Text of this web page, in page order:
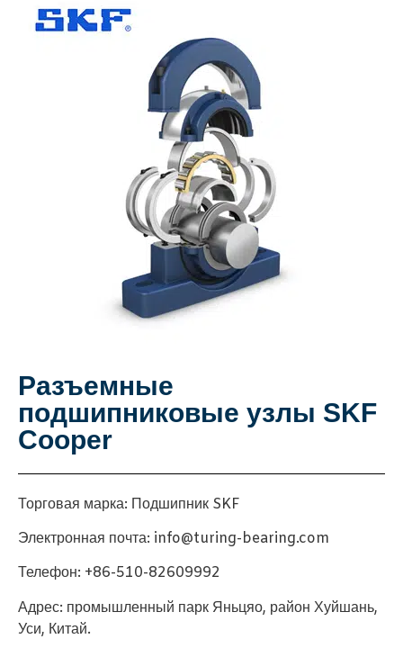
Разъемные
подшипниковые узлы SKF
Cooper
Торговая марка: Подшипник SKF
Электронная почта: info@turing-bearing.com
Телефон: +86-510-82609992
Адрес: промышленный парк Яньцяо, район Хуйшань,
Уси, Китай.